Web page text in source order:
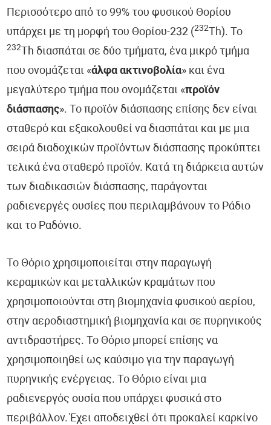
Περισσότερο από το 99% του φυσικού Θορίου
υπάρχει με τη μορφή του Θορίου-232 (232 Th). Το
232 Th διασπάται σε δύο τμήματα, ένα μικρό τμήμα
που ονομάζεται «άλφα ακτινοβολία» και ένα
μεγαλύτερο τμήμα που ονομάζεται «προϊόν
διάσπασης». Το προϊόν διάσπασης επίσης δεν είναι
σταθερό και εξακολουθεί να διασπάται και με μια
σειρά διαδοχικών προϊόντων διάσπασης προκύπτει
τελικά ένα σταθερό προϊόν. Κατά τη διάρκεια αυτών
των διαδικασιών διάσπασης, παράγονται
ραδιενεργές ουσίες που περιλαμβάνουν το Ράδιο
και το Ραδόνιο.
Το Θόριο χρησιμοποιείται στην παραγωγή
κεραμικών και μεταλλικών κραμάτων που
χρησιμοποιούνται στη βιομηχανία φυσικού αερίου,
στην αεροδιαστημική βιομηχανία και σε πυρηνικούς
αντιδραστήρες. Το Θόριο μπορεί επίσης να
χρησιμοποιηθεί ως καύσιμο για την παραγωγή
πυρηνικής ενέργειας. Το Θόριο είναι μια
ραδιενεργός ουσία που υπάρχει φυσικά στο
περιβάλλον. Έχει αποδειχθεί ότι προκαλεί καρκίνο